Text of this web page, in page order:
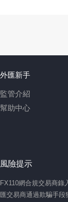
外匯新手
監管介紹
幫助中心
風險提示
FX110網合規交易商
匯交易商通過欺騙手